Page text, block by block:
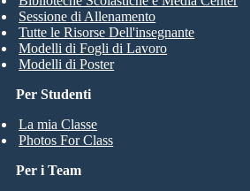
Per Studenti
La mia Classe
Photos For Class
Sessione di Allenamento
Tutte le Risorse Dell'insegnante
Modelli di Fogli di Lavoro
Modelli di Poster
Per i Team